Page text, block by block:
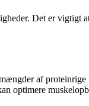
Det er vigtigt
af
optimere